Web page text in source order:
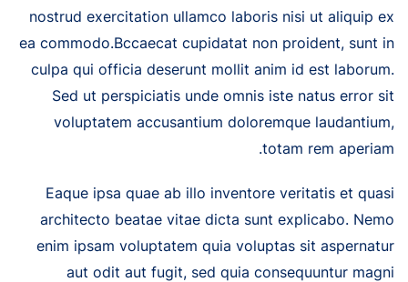
nostrud exercitation ullamco laboris nisi ut aliquip ex
ea commodo.Bccaecat cupidatat non proident, sunt in
culpa qui officia deserunt mollit anim id est laborum.
Sed ut perspiciatis unde omnis iste natus error sit
voluptatem accusantium doloremque laudantium,
totam rem aperiam.
Eaque ipsa quae ab illo inventore veritatis et quasi
architecto beatae vitae dicta sunt explicabo. Nemo
enim ipsam voluptatem quia voluptas sit aspernatur
aut odit aut fugit, sed quia consequuntur magni